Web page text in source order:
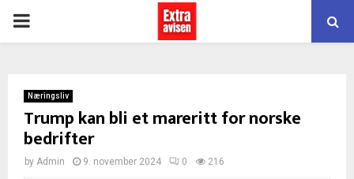
PRIMARY
Næringsliv
Trump kan bli et mareritt for norske
bedrifter
by Admin 9. november 2024 0 216